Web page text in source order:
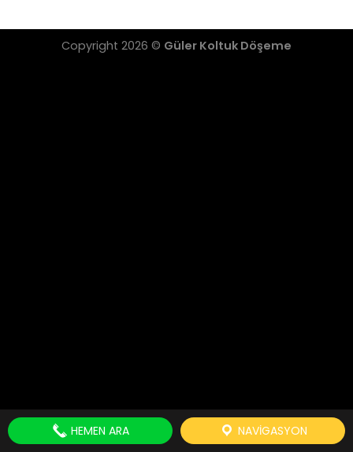
Copyright 2026 © Güler Koltuk Döşeme
HEMEN ARA NAVIGASYON